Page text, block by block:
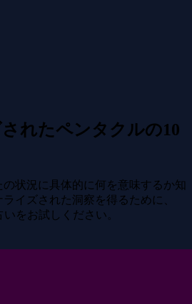
れたペンタクルの10
状況に具体的に何を意味するか知
イズされた洞察を得るために、
をお試しください。